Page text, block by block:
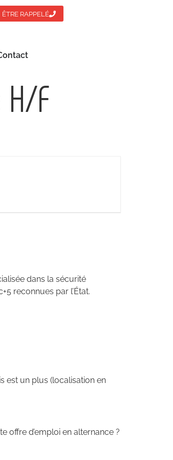
ÊTRE RAPPELÉ
F
dans la sécurité
reconnues par l’État.
est un plus (localisation en
offre d’emploi en alternance ?